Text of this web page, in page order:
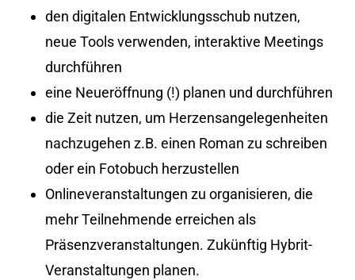
den digitalen Entwicklungsschub nutzen,
neue Tools verwenden, interaktive Meetings
durchführen
eine Neueröffnung (!) planen und durchführen
die Zeit nutzen, um Herzensangelegenheiten
nachzugehen z.B. einen Roman zu schreiben
oder ein Fotobuch herzustellen
Onlineveranstaltungen zu organisieren, die
mehr Teilnehmende erreichen als
Präsenzveranstaltungen. Zukünftig Hybrit-
Veranstaltungen planen.